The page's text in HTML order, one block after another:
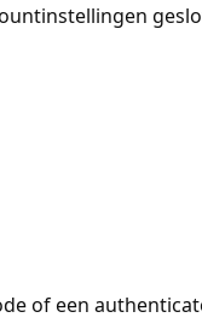
of een